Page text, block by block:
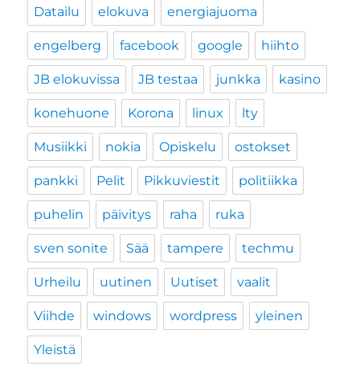
Datailu elokuva energiajuoma
engelberg facebook google hiihto
JB elokuvissa JB testaa junkka kasino
konehuone Korona linux lty
Musiikki nokia Opiskelu ostokset
pankki Pelit Pikkuviestit politiikka
puhelin päivitys raha ruka
sven sonite Sää tampere techmu
Urheilu uutinen Uutiset vaalit
Viihde windows wordpress yleinen
Yleistä